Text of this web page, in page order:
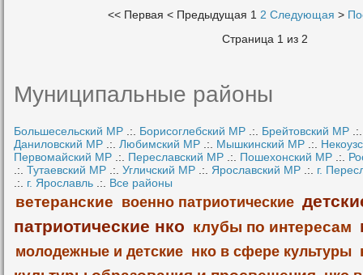
<< Первая < Предыдущая 1 2 Следующая >
Страница 1 из 2
Муниципальные районы
Большесельский МР .:. Борисоглебский МР .:. Брейтовский МР
Даниловский МР .:. Любимский МР .:. Мышкинский МР .:.
Первомайский МР .:. Переславский МР .:. Пошехонский МР .:.
.:. Тутаевский МР .:. Угличский МР .:. Ярославский МР .:. г.
.:. г. Ярославль .:. Все районы
ветеранские военно патриотические
патриотические нко клубы по интересам
молодежные и детские нко в сфере культуры